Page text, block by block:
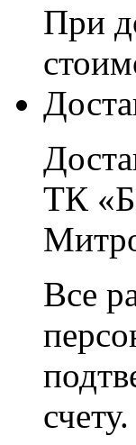
При
ТК
Все
счету.